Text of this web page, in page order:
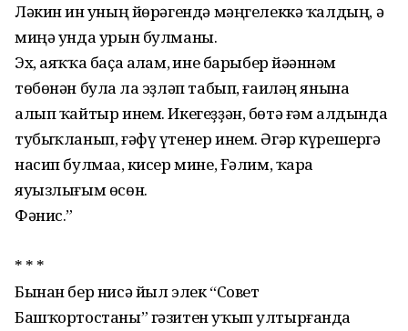
Ләкин һин уның йөрәгендә мәңгелеккә ҡалдың, ә
миңә унда урын булманы.
Эх, аяҡҡа баҫа алһам, һине барыбер йәһәннәм
төбөнән булһа ла эҙләп табып, ғаиләң янына
алып ҡайтыр инем. Икегеҙҙән, бөтә ғәм алдында
тубыҡланып, ғәфү үтенер инем. Әгәр күрешергә
насип булмаһа, кисер мине, Ғәлим, ҡара
яуызлығым өсөн.
Фәнис.”
* * *
Бынан бер нисә йыл элек “Совет
Башҡортостаны” гәзитен уҡып ултырғанда